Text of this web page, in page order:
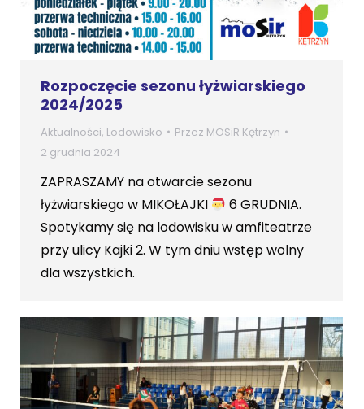
Rozpoczęcie sezonu łyżwiarskiego
2024/2025
Aktualności, Lodowisko Przez MOSiR Kętrzyn
2 grudnia 2024
ZAPRASZAMY na otwarcie sezonu
łyżwiarskiego w MIKOŁAJKI
6 GRUDNIA.
Spotykamy się na lodowisku w amfiteatrze
przy ulicy Kajki 2. W tym dniu wstęp wolny
dla wszystkich.